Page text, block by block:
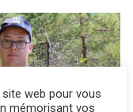
web pour vous
mémorisant vos